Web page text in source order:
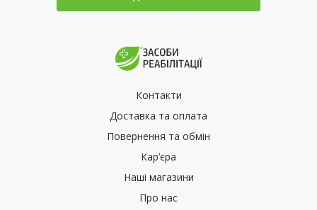
Контакти
Доставка та оплата
Повернення та обмін
Кар’єра
Наші магазини
Про нас